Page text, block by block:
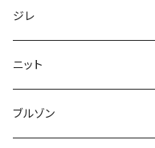
50/XL～
48/L
50/XL～
46/M
48/L
50/XL～
～44/S
46/M
48/L
ジレ
～44/S
46/M
ニット
～44/S
ブルゾン